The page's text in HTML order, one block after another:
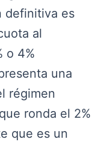
definitiva es
al
o 4%
una
régimen
ronda el 2%
que es un